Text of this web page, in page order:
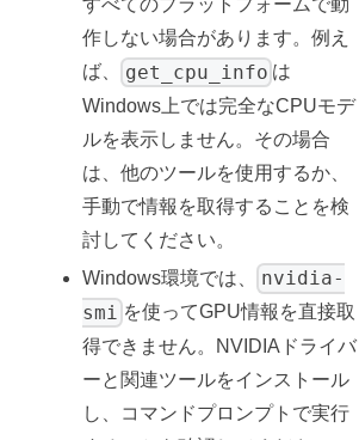
すべてのプラットフォームで動
作しない場合があります。例え
ば、
get_cpu_info は
Windows上では完全なCPUモデ
ルを表示しません。その場合
は、他のツールを使用するか、
手動で情報を取得することを検
討してください。
Windows環境では、
nvidia-
smi を使ってGPU情報を直接取
得できません。NVIDIAドライバ
ーと関連ツールをインストール
し、コマンドプロンプトで実行